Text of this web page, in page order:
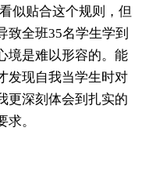
似贴合这个规则，但
致全班35名学生学到
境是难以形容的。能
发现自我当学生时对
更深刻体会到扎实的
。